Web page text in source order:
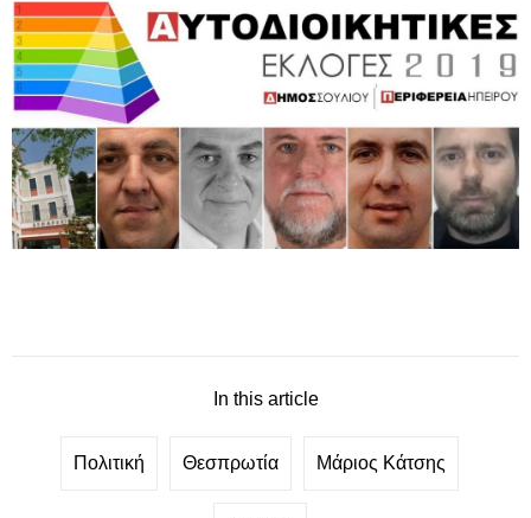
In this article
Πολιτική Θεσπρωτία Μάριος Κάτσης